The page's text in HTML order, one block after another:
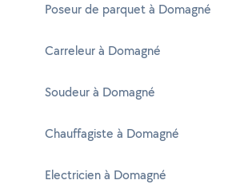
Poseur de parquet à Domagné
Carreleur à Domagné
Soudeur à Domagné
Chauffagiste à Domagné
Electricien à Domagné